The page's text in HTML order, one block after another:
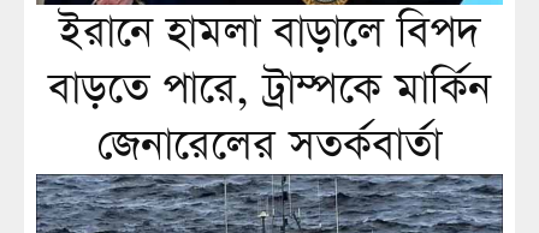
ইরানে হামলা বাড়ালে বিপদ
বাড়তে পারে, ট্রাম্পকে মার্কিন
জেনারেলের সতর্কবার্তা